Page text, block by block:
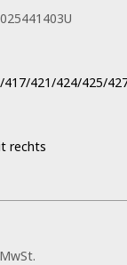
421/424/425/
rechts